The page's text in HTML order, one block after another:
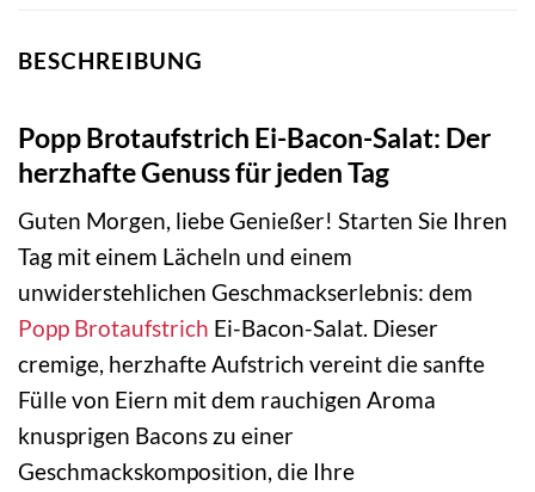
BESCHREIBUNG
Popp Brotaufstrich Ei-Bacon-Salat: Der
herzhafte Genuss für jeden Tag
Guten Morgen, liebe Genießer! Starten Sie Ihren
Tag mit einem Lächeln und einem
unwiderstehlichen Geschmackserlebnis: dem
Popp Brotaufstrich Ei-Bacon-Salat. Dieser
cremige, herzhafte Aufstrich vereint die sanfte
Fülle von Eiern mit dem rauchigen Aroma
knusprigen Bacons zu einer
Geschmackskomposition, die Ihre